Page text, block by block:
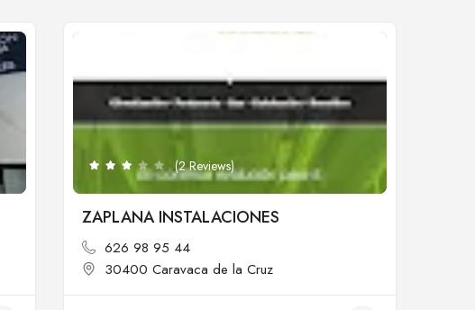
(2 Reviews)
ZAPLANA INSTALACIONES
626 98 95 44
30400 Caravaca de la Cruz